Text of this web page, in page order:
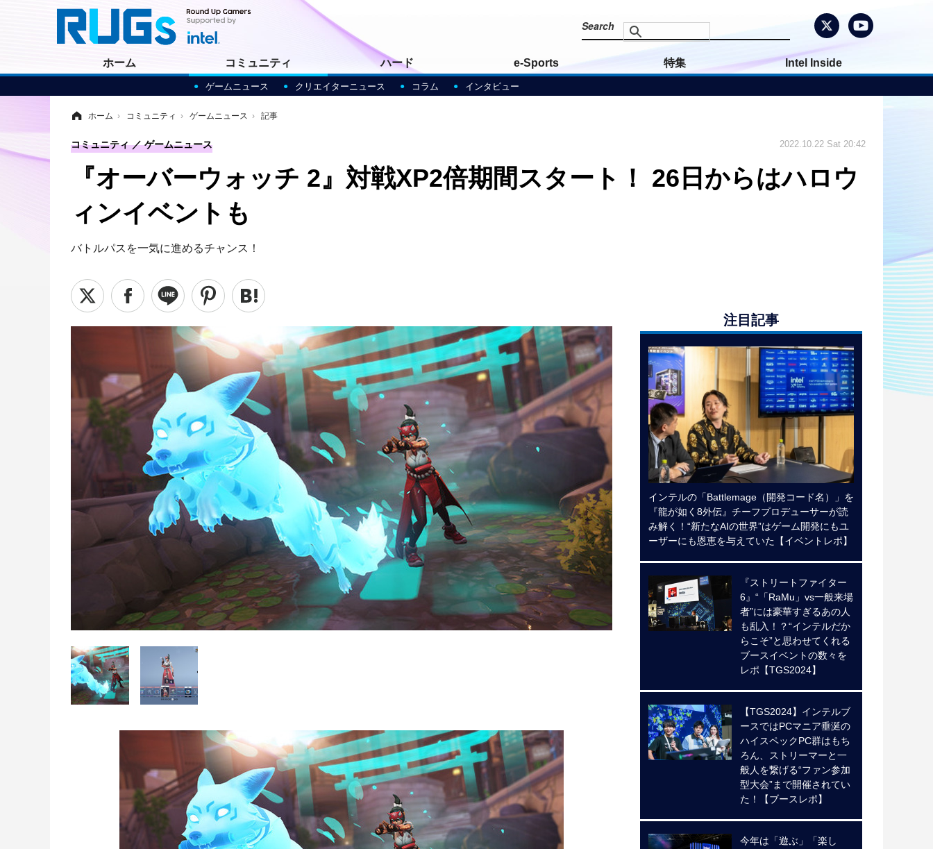
ホーム コミュニティ
ゲームニュース クリエイターニュース コラム インタビュー
ハード e-Sports 特集 Intel Inside
ホーム › コミュニティ › ゲームニュース › 記事
『オーバーウォッチ 2』対戦XP2倍期間スタート！ 26日からはハロウ
ィンイベントも
バトルパスを一気に進めるチャンス！
コミュニティ ゲームニュース 2022.10.22 Sat 20:42
注目記事
インテルの「Battlemage（開発コード名）」を
『龍が如く8外伝』チーフプロデューサーが読
み解く！“新たなAIの世界”はゲーム開発にもユ
ーザーにも恩恵を与えていた【イベントレポ】
『ストリートファイター
6』“「RaMu」vs一般来場
者”には豪華すぎるあの人
も乱入！？“インテルだか
らこそ”と思わせてくれる
ブースイベントの数々を
レポ【TGS2024】
【TGS2024】インテルブ
ースではPCマニア垂涎の
ハイスペックPC群はもち
ろん、ストリーマーと一
般人を繋げる“ファン参加
型大会”まで開催されてい
た！【ブースレポ】
今年は「遊ぶ」「楽し